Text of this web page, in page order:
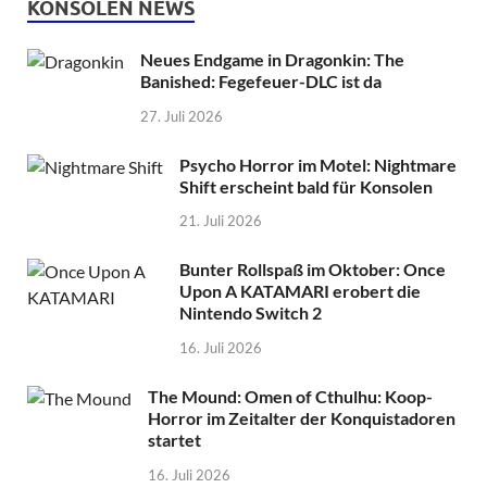
KONSOLEN NEWS
Neues Endgame in Dragonkin: The
Banished: Fegefeuer-DLC ist da
27. Juli 2026
Psycho Horror im Motel: Nightmare
Shift erscheint bald für Konsolen
21. Juli 2026
Bunter Rollspaß im Oktober: Once
Upon A KATAMARI erobert die
Nintendo Switch 2
16. Juli 2026
The Mound: Omen of Cthulhu: Koop-
Horror im Zeitalter der Konquistadoren
startet
16. Juli 2026